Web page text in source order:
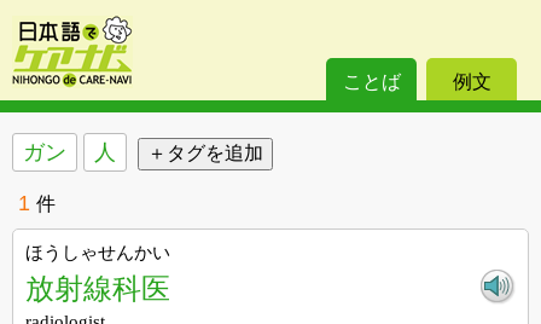
ことば 例文
ガン 人
1 件
ほうしゃせんかい
放射線科医